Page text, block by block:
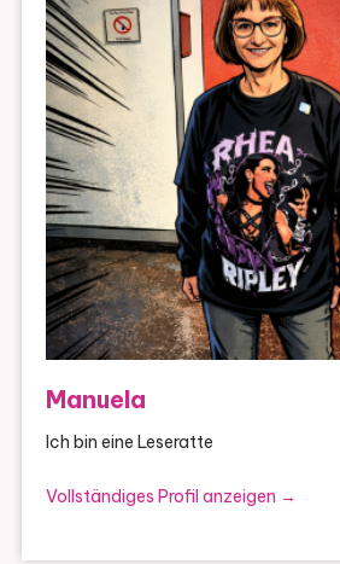
Manuela
Ich bin eine Leseratte
Vollständiges Profil anzeigen →